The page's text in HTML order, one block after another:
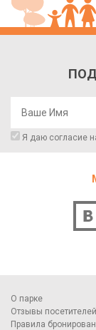
Я даю согласие
О парке
Отзывы посетителей
Правила